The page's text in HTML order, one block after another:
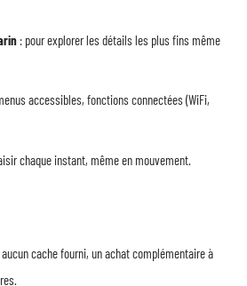
: pour explorer les détails les plus fins même
accessibles, fonctions connectées (WiFi,
chaque instant, même en mouvement.
aucun cache fourni, un achat complémentaire à